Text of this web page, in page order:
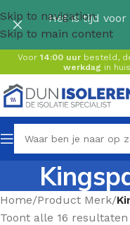
Skip to navigation
Skip to main content
Het is tijd voor
Voor 14:00 uurbesteld,
werkdag in huis
Home/Product Merk/
Toont alle 16 resultaten